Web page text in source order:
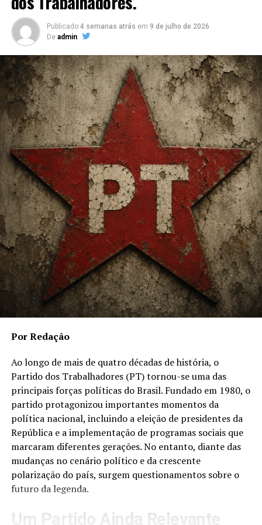
A ideia surgiu em 2018, de desenvolver um projeto que
fizesse o bem ao próximo e fosse ligado a alimentação. O
insigth do quanto a alimentação rápida e para intervalos
entre refeições eram escassas de opções saudáveis, de
boa qualidade e que fossem saborosas, juntou com o
desejo de um propósito maior de doar, caracterizando
um modelo de negócio social autosustentável- quanto
mais se vende, mais se doa.
Com mais de 260 mil bolinhos doados, a Wake me Up
segmentos.
O WUP também pode ser adquirido em algumas escolas,
hospitais e condomínios residenciais, além da compra
direta pelo site oficial da marca e pontos de vendas de
varejo.
Publicado 4 semanas atrás em 9 de julho de 2026
De admin
Por Redação
Ao longo de mais de quatro décadas de história, o
Partido dos Trabalhadores (PT) tornou-se uma das
principais forças políticas do Brasil. Fundado em 1980, o
partido protagonizou importantes momentos da
política nacional, incluindo a eleição de presidentes da
República e a implementação de programas sociais que
marcaram diferentes gerações. No entanto, diante das
mudanças no cenário político e da crescente
polarização do país, surgem questionamentos sobre o
futuro da legenda.
Um Partido Ainda Relevante